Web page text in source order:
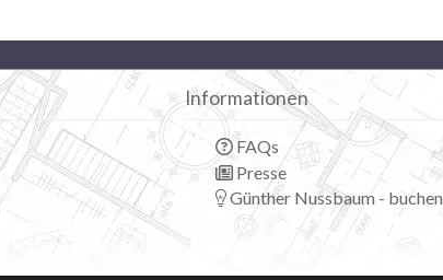
Informationen
FAQs
Presse
Günther Nussbaum - buchen